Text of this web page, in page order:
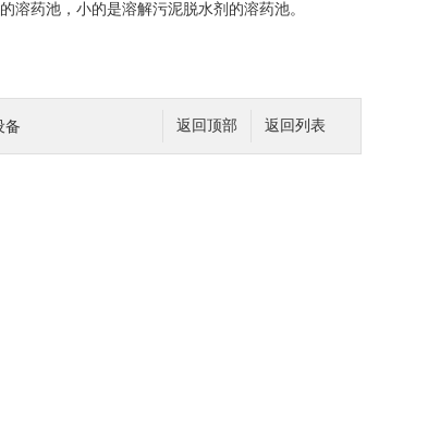
药池，小的是溶解污泥脱水剂的溶药池。
返回列表
返回顶部
备